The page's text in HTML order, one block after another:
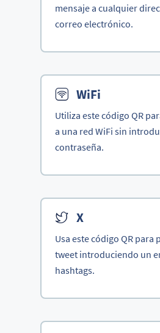
mensaje a cualquier
correo electrónico.
WiFi
Utiliza este código QR
a una red WiFi sin
contraseña.
X
Usa este código QR para
tweet introduciendo un
hashtags.